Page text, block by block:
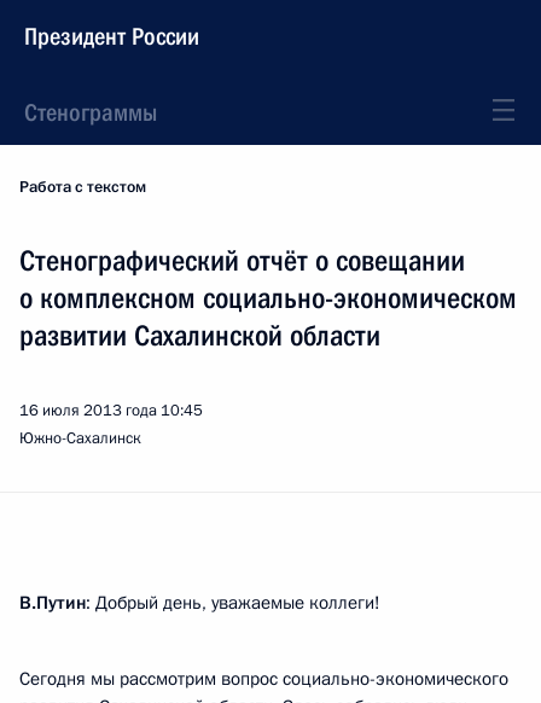
Президент России
Стенограммы
Работа с текстом
Стенографический отчёт о совещании
о комплексном социально-экономическом
развитии Сахалинской области
16 июля 2013 года 10:45
Южно-Сахалинск
В.Путин: Добрый день, уважаемые коллеги!
Сегодня мы рассмотрим вопрос социально-экономического